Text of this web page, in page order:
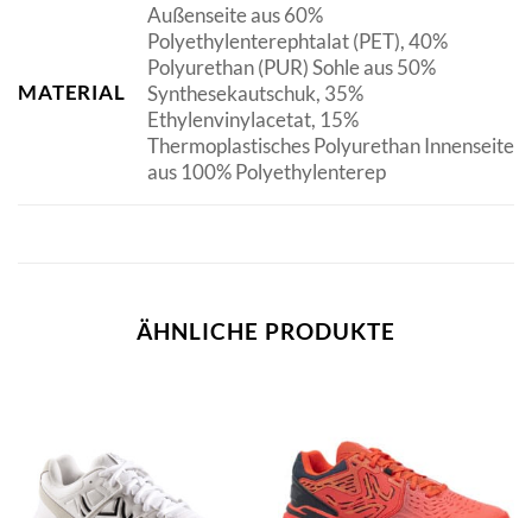
MATERIAL
Außenseite aus 60%
Polyethylenterephtalat (PET), 40%
Polyurethan (PUR) Sohle aus 50%
Synthesekautschuk, 35%
Ethylenvinylacetat, 15%
Thermoplastisches Polyurethan Innenseite
aus 100% Polyethylenterep
ÄHNLICHE PRODUKTE